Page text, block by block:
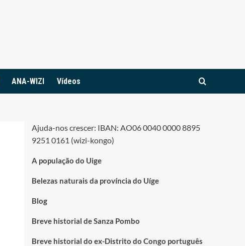
ANA-WIZI Vídeos
Ajuda-nos crescer: IBAN: AO06 0040 0000 8895
9251 0161 (wizi-kongo)
A população do Uige
Belezas naturais da província do Uíge
Blog
Breve historial de Sanza Pombo
Breve historial do ex-Distrito do Congo português